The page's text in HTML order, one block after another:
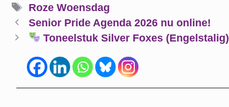
Tags
Roze Woensdag
Senior Pride Agenda 2026 nu online!
Toneelstuk Silver Foxes (Engelstalig)